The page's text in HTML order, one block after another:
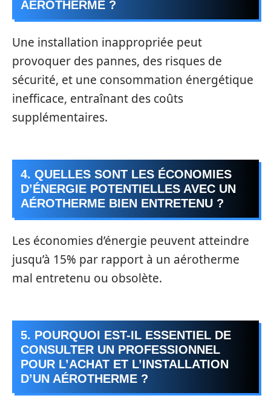
AÉROTHERME ?
Une installation inappropriée peut
provoquer des pannes, des risques de
sécurité, et une consommation énergétique
inefficace, entraînant des coûts
supplémentaires.
4. QUELLES SONT LES ÉCONOMIES
D’ÉNERGIE POTENTIELLES AVEC UN
AÉROTHERME BIEN ENTRETENU ?
Les économies d’énergie peuvent atteindre
jusqu’à 15% par rapport à un aérotherme
mal entretenu ou obsolète.
5. POURQUOI EST-IL ESSENTIEL DE
CONSULTER UN PROFESSIONNEL
POUR L’ACHAT ET L’INSTALLATION
D’UN AÉROTHERME ?